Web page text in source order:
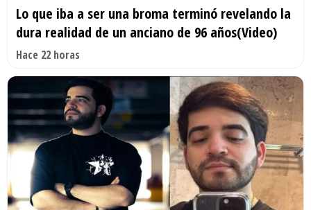
Lo que iba a ser una broma terminó revelando la
dura realidad de un anciano de 96 años(Video)
Hace 22 horas